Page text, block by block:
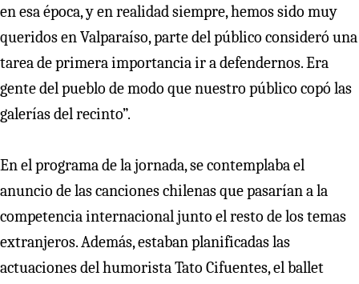
en esa época, y en realidad siempre, hemos sido muy
queridos en Valparaíso, parte del público consideró una
tarea de primera importancia ir a defendernos. Era
gente del pueblo de modo que nuestro público copó las
galerías del recinto”.
En el programa de la jornada, se contemplaba el
anuncio de las canciones chilenas que pasarían a la
competencia internacional junto el resto de los temas
extranjeros. Además, estaban planificadas las
actuaciones del humorista Tato Cifuentes, el ballet